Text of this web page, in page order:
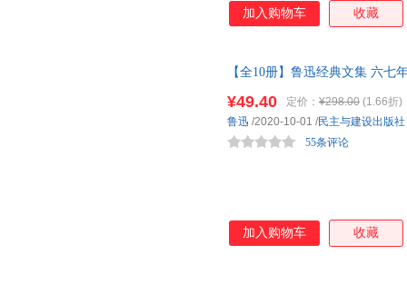
加入购物车 收藏
【全10册】鲁迅经典文集 六
¥49.40 定价： ¥298.00 (1.66折)
55条评论
鲁迅 /2020-10-01 /民主与建设出版社
加入购物车 收藏